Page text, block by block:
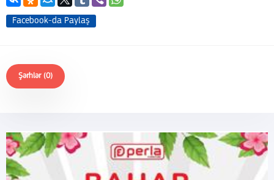
Facebook-da Paylaş
Şərhlər (0)